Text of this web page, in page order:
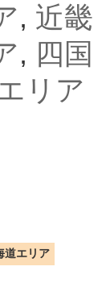
, 近畿
, 四国
リア
道エリア